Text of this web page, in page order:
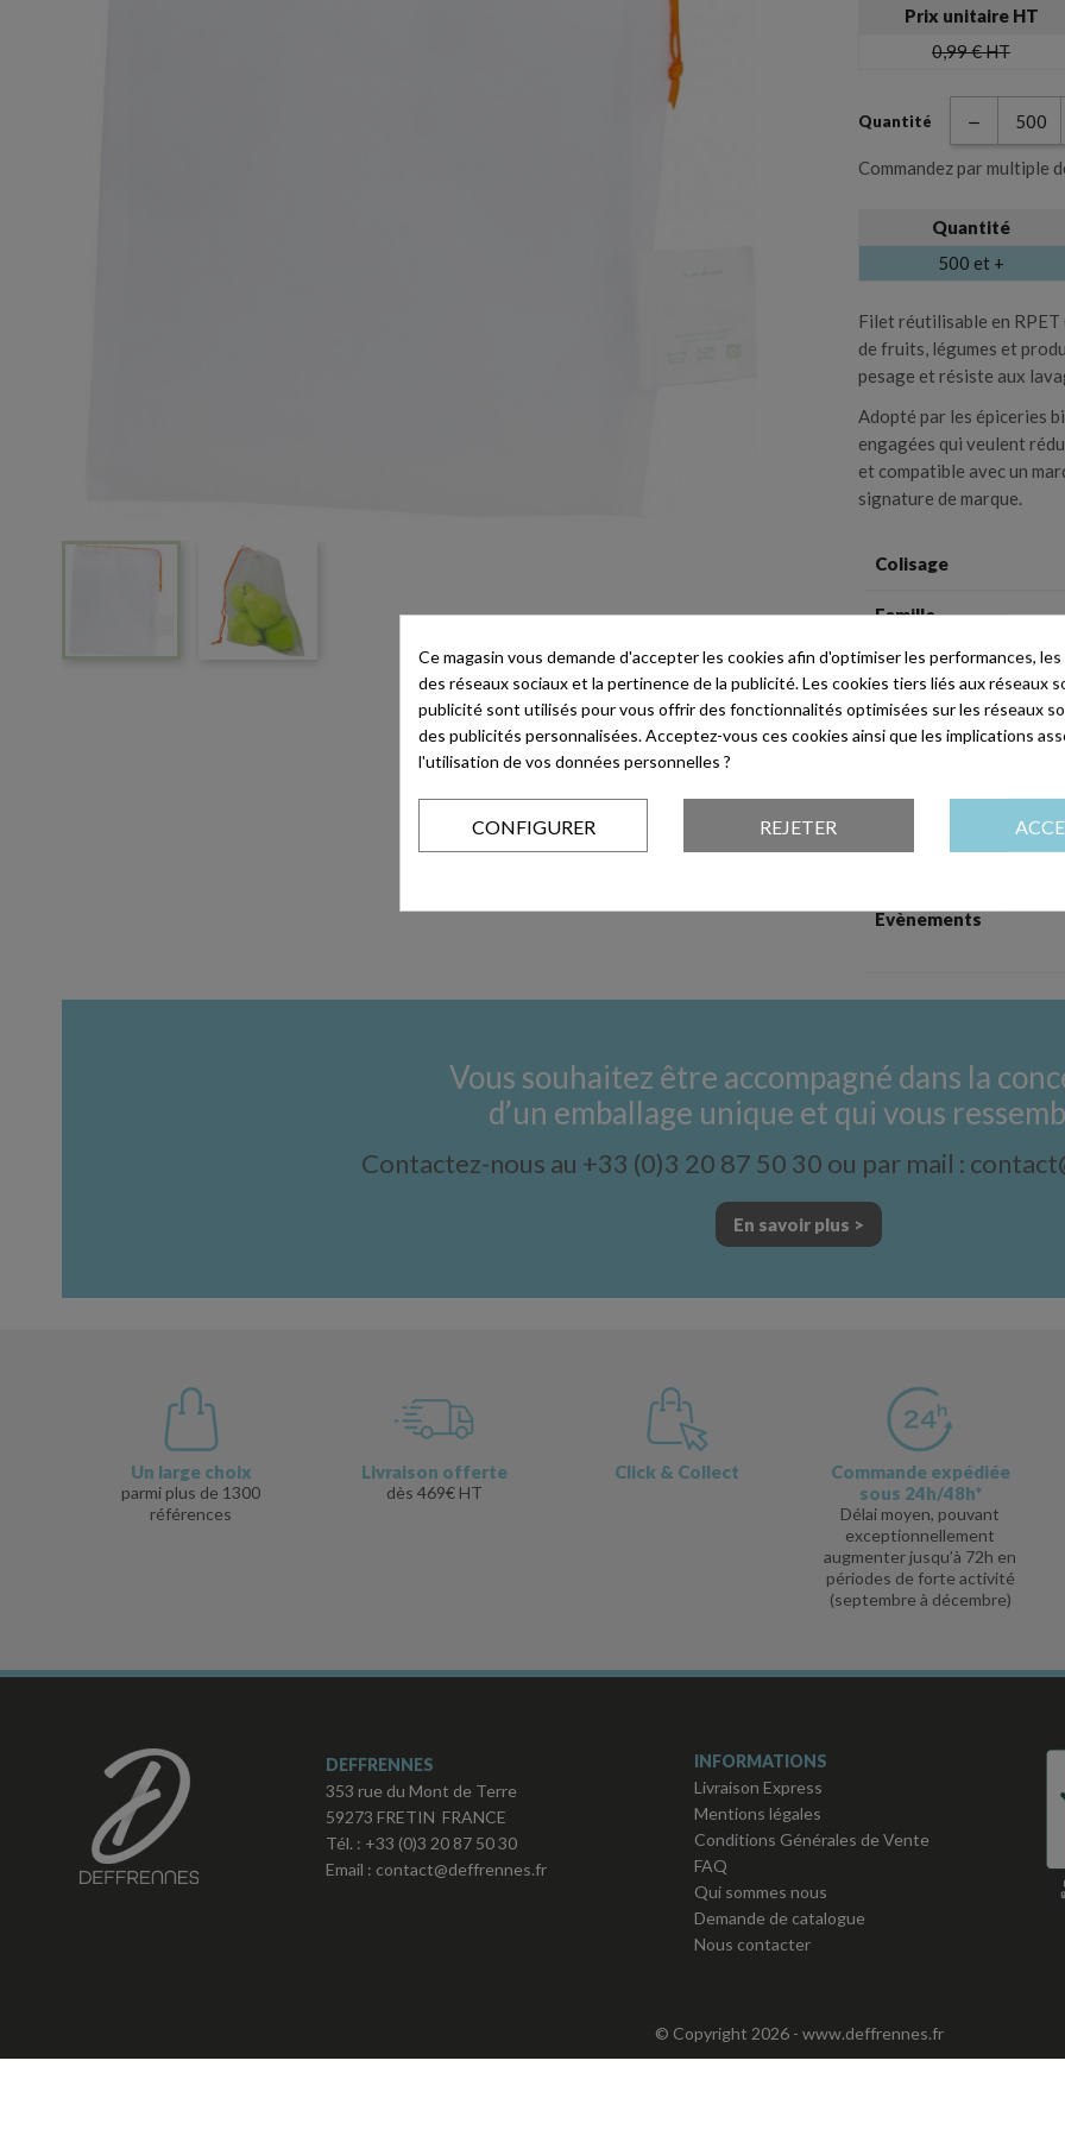
Nom de la liste d'envies
Créer une liste d'envies
Vous devez être connecté pour ajouter des produits à votre liste d'envies.
Connexion
Coffret et boite Sacs et
Planche et plateau de
Prix unitaire HT
0,99 €HT
Quantité
Commandez par multiple
Quantité
500 et +
Filet réutilisable en
de fruits, légumes et
pesage et résiste aux
Adopté par les épiceries
engagées qui veulent
et compatible avec un
signature de marque.
Colisage
Famille
Forme
Matière
Evènements
Vous souhaitez être accompagné dans la
d’un emballage unique et qui vous
Contactez-nous au +33 (0)3 20 87 50 30 ou par mail :
En savoir plus >
Un large choix
parmi plus de 1300
références
Livraison offerte
dès 469€ HT
Click & Collect
Commande expédiée
sous 24h/48h*
Délai moyen, pouvant
exceptionnellement
augmenter jusqu’à 72h en
périodes de forte activité
(septembre à décembre)
DEFFRENNES
353 rue du Mont de Terre
59273 FRETIN FRANCE
Tél. : +33 (0)3 20 87 50 30
Email : contact@deffrennes.fr
INFORMATIONS
Livraison Express
Mentions légales
Conditions Générales de Vente
FAQ
Qui sommes nous
Demande de catalogue
Nous contacter
© Copyright 2026 - www.deffrennes.fr
Ce magasin vous demande d'accepter les cookies afin d'optimiser les performances,
des réseaux sociaux et la pertinence de la publicité. Les cookies tiers liés aux réseaux
publicité sont utilisés pour vous offrir des fonctionnalités optimisées sur les réseaux
des publicités personnalisées. Acceptez-vous ces cookies ainsi que les implications
l'utilisation de vos données personnelles ?
CONFIGURER REJETER